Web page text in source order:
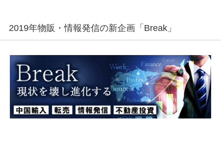
2019年物販・情報発信の新企画「Break」